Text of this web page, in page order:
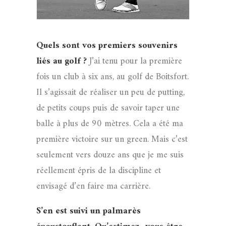
Quels sont vos premiers souvenirs
liés au golf ?J’ai tenu pour la première
fois un club à six ans, au golf de Boitsfort.
Il s’agissait de réaliser un peu de putting,
de petits coups puis de savoir taper une
balle à plus de 90 mètres. Cela a été ma
première victoire sur un green. Mais c’est
seulement vers douze ans que je me suis
réellement épris de la discipline et
envisagé d’en faire ma carrière.
S’en est suivi un palmarès